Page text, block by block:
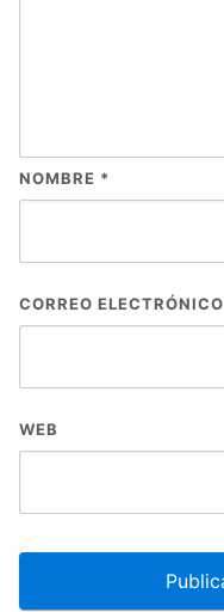
NOMBRE *
CORREO ELECTRÓNICO
WEB